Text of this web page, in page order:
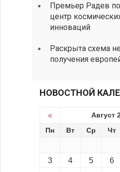
Премьер Радев
центр
инноваций
Раскрыта схема
получения
НОВОСТНОЙ
« Август
Пн Вт Ср Чт
3 4 5 6